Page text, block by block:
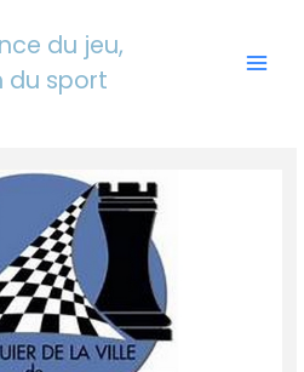
du jeu,
du sport